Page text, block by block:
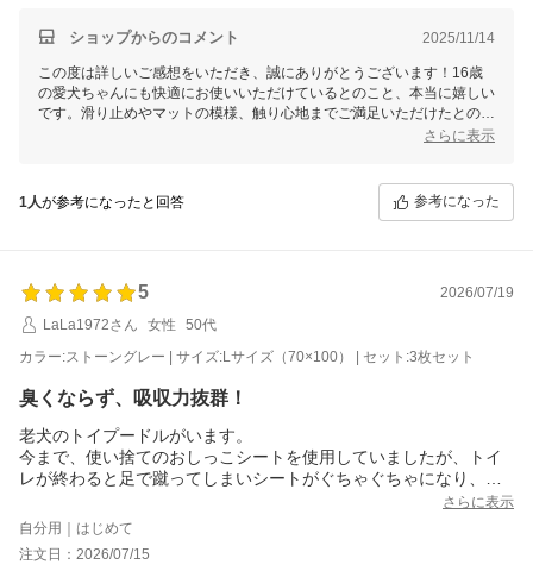
大事に使いたいと思います。
ショップからのコメント 2025/11/14
この度は詳しいご感想をいただき、誠にありがとうございます！16歳
の愛犬ちゃんにも快適にお使いいただけているとのこと、本当に嬉しい
です。滑り止めやマットの模様、触り心地までご満足いただけたとのこ
とで、こちらの商品が生活のお役に立てていることに大変感動しており
ましたら、いつでもお気軽にお知らせください！
さらに表示
1人が参考になったと回答 参考になった
5
2026/07/19
LaLa1972さん
女性
50代
カラー:ストーングレー | サイズ:Lサイズ（70×100） | セット:3枚セット
臭くならず、吸収力抜群！
老犬のトイプードルがいます。
今まで、使い捨てのおしっこシートを使用していましたが、トイ
レが終わると足で蹴ってしまいシートがぐちゃぐちゃになり、臭
いや片付ける時に濡れていて手についてしまったりしていました
が、こちらのシートを使用してから、臭いは無いし、何回もトイ
レが終わっても濡れてない！これは凄いと思いました。
3枚買いましたが、食べる所にも汚すので置いたりしてますが片付
さらに表示
自分用｜はじめて
注文日：2026/07/15